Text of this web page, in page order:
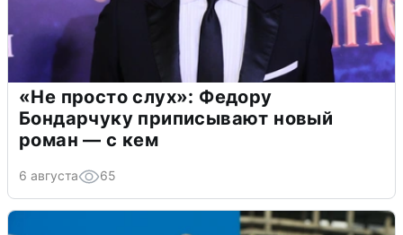
«Не просто слух»: Федору
Бондарчуку приписывают новый
роман — с кем
6 августа 65